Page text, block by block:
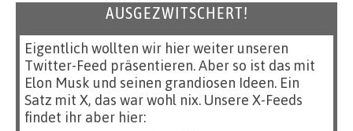
AUSGEZWITSCHERT!
Eigentlich wollten wir hier weiter unseren
Twitter-Feed präsentieren. Aber so ist das mit
Elon Musk und seinen grandiosen Ideen. Ein
Satz mit X, das war wohl nix. Unsere X-Feeds
findet ihr aber hier: